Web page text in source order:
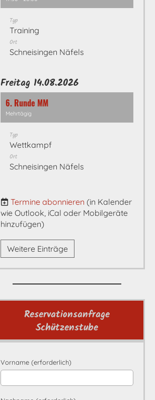
Typ
Training
Ort
Schneisingen Näfels
Freitag 14.08.2026
6. Runde MM
Mehrtägig
Typ
Wettkampf
Ort
Schneisingen Näfels
Termine abonnieren (in Kalender
wie Outlook, iCal oder Mobilgeräte
hinzufügen)
Weitere Einträge
Reservationsanfrage
Schützenstube
Vorname (erforderlich)